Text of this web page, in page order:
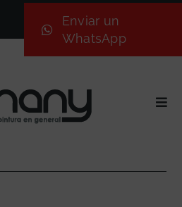
Enviar un
WhatsApp